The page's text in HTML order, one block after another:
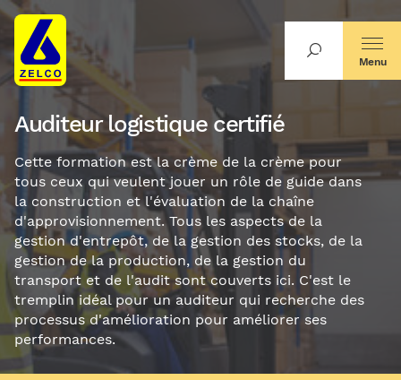
Auditeur logistique certifié
Cette formation est la crème de la crème pour
tous ceux qui veulent jouer un rôle de guide dans
la construction et l'évaluation de la chaîne
d'approvisionnement. Tous les aspects de la
gestion d'entrepôt, de la gestion des stocks, de la
gestion de la production, de la gestion du
transport et de l'audit sont couverts ici. C'est le
tremplin idéal pour un auditeur qui recherche des
processus d'amélioration pour améliorer ses
performances.
Menu